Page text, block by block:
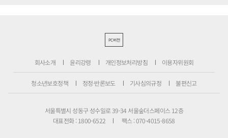
PC버전
회사소개 윤리강령 개인정보처리방침 이용자위원회
청소년보호정책 정정·반론보도 기사심의규정 불편신고
서울특별시 성동구 성수일로 39-34 서울숲더스페이스 12층
대표전화 : 1800-6522
팩스 : 070-4015-8658